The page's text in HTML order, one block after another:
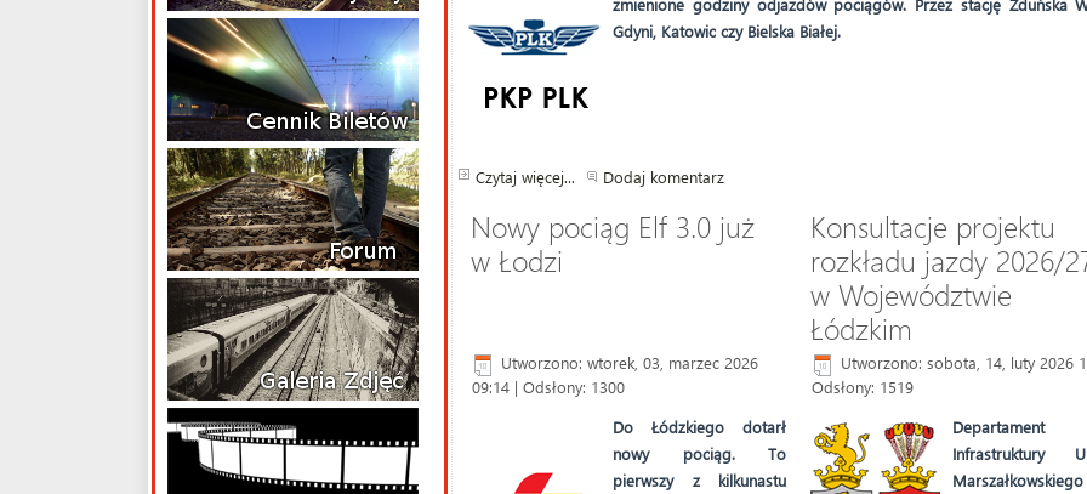
Gdyni, Katowic czy Bielska Białej.
Czytaj więcej... Dodaj komentarz
Nowy pociąg Elf 3.0 już
w Łodzi
Utworzono: wtorek, 03, marzec 2026
09:14 | Odsłony: 1300
Do Łódzkiego dotarł
nowy pociąg. To
pierwszy z kilkunastu
Konsultacje projektu
rozkładu jazdy 2026/
w Województwie
Łódzkim
Utworzono: sobota, 14, luty 2026
Odsłony: 1519
Departament
Infrastruktury
Marszałkowskiego